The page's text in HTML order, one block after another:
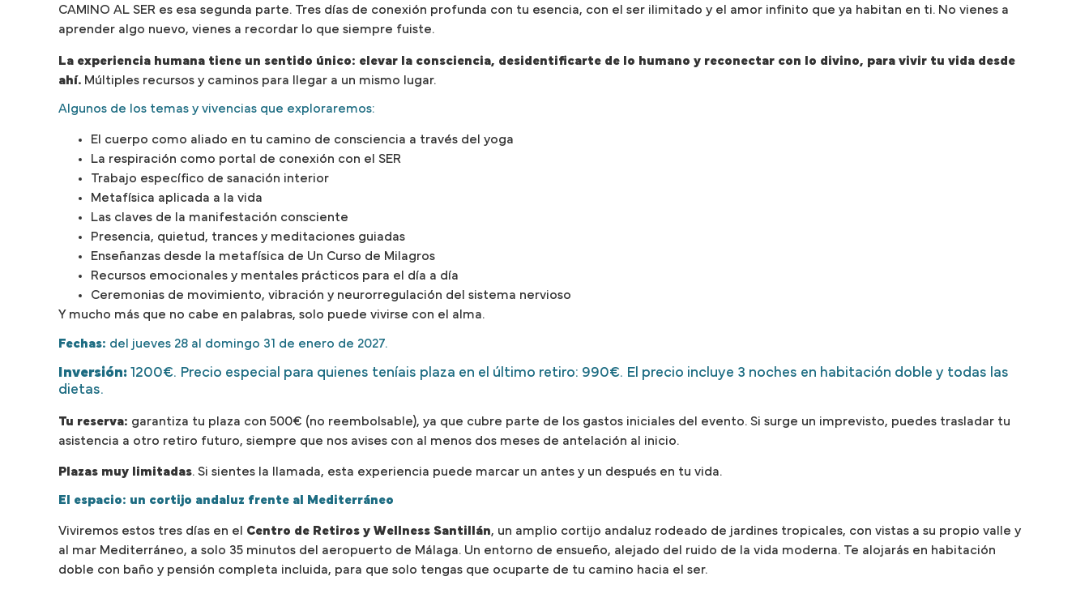
CAMINO AL SER es esa segunda parte. Tres días de conexión profunda con tu esencia, con el ser ilimitado y el amor infinito que ya habitan en ti. No vienes a
aprender algo nuevo, vienes a recordar lo que siempre fuiste.
La experiencia humana tiene un sentido único: elevar la consciencia, desidentificarte de lo humano y reconectar con lo divino, para vivir tu vida desde
ahí. Múltiples recursos y caminos para llegar a un mismo lugar.
Algunos de los temas y vivencias que exploraremos:
El cuerpo como aliado en tu camino de consciencia a través del yoga
La respiración como portal de conexión con el SER
Trabajo específico de sanación interior
Metafísica aplicada a la vida
Las claves de la manifestación consciente
Presencia, quietud, trances y meditaciones guiadas
Enseñanzas desde la metafísica de Un Curso de Milagros
Recursos emocionales y mentales prácticos para el día a día
Ceremonias de movimiento, vibración y neurorregulación del sistema nervioso
Y mucho más que no cabe en palabras, solo puede vivirse con el alma.
Fechas: del jueves 28 al domingo 31 de enero de 2027.
Inversión: 1200€. Precio especial para quienes teníais plaza en el último retiro: 990€. El precio incluye 3 noches en habitación doble y todas las
dietas.
Tu reserva: garantiza tu plaza con 500€ (no reembolsable), ya que cubre parte de los gastos iniciales del evento. Si surge un imprevisto, puedes trasladar tu
asistencia a otro retiro futuro, siempre que nos avises con al menos dos meses de antelación al inicio.
Plazas muy limitadas. Si sientes la llamada, esta experiencia puede marcar un antes y un después en tu vida.
El espacio: un cortijo andaluz frente al Mediterráneo
Viviremos estos tres días en el Centro de Retiros y Wellness Santillán, un amplio cortijo andaluz rodeado de jardines tropicales, con vistas a su propio valle y
al mar Mediterráneo, a solo 35 minutos del aeropuerto de Málaga. Un entorno de ensueño, alejado del ruido de la vida moderna. Te alojarás en habitación
doble con baño y pensión completa incluida, para que solo tengas que ocuparte de tu camino hacia el ser.